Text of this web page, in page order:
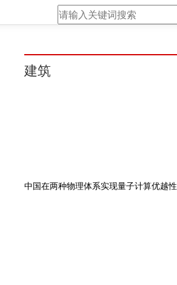
建筑
中国在两种物理体系实现量子计算优越性